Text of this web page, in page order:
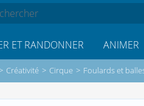
ET RANDONNER ANIMER
Créativité > Cirque > Foulards et